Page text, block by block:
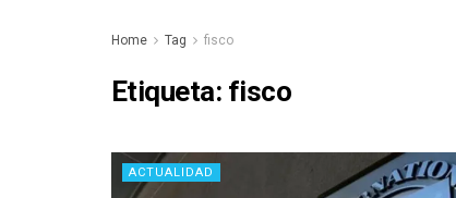
Home Tag fisco
Etiqueta: fisco
ACTUALIDAD